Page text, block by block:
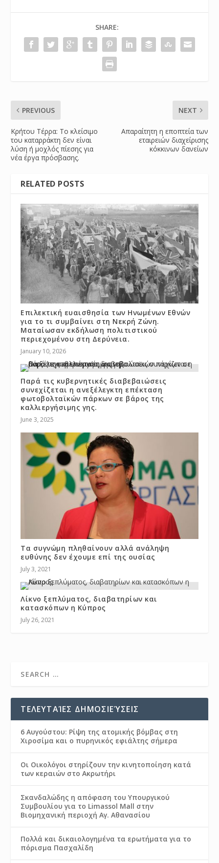
SHARE:
PREVIOUS
Κρήτου Τέρρα: Το κλείσιμο
του καταρράκτη δεν είναι
λύση ή μοχλός πίεσης για
νέα έργα πρόσβασης.
NEXT
Απαραίτητη η εποπτεία των
εταιρειών διαχείρισης
κόκκινων δανείων
RELATED POSTS
Επιλεκτική ευαισθησία των Ηνωμένων Εθνών
για το τι συμβαίνει στη Νεκρή Ζώνη.
Ματαίωσαν εκδήλωση πολιτιστικού
περιεχομένου στη Δερύνεια.
January 10, 2026
Παρά τις κυβερνητικές διαβεβαιώσεις
συνεχίζεται η ανεξέλεγκτη επέκταση
φωτοβολταϊκών πάρκων σε βάρος της
καλλιεργήσιμης γης.
June 3, 2025
Τα συγνώμη πληθαίνουν αλλά ανάληψη
ευθύνης δεν έχουμε επί της ουσίας
July 3, 2021
Λίκνο ξεπλύματος, διαβατηρίων και
κατασκόπων η Κύπρος
July 26, 2021
ΤΕΛΕΥΤΑΊΕΣ ΔΗΜΟΣΙΕΎΣΕΙΣ
6 Αυγούστου: Ρίψη της ατομικής βόμβας στη
Χιροσίμα και ο πυρηνικός εφιάλτης σήμερα
Οι Οικολόγοι στηρίζουν την κινητοποίηση κατά
των κεραιών στο Ακρωτήρι
Σκανδαλώδης η απόφαση του Υπουργικού
Συμβουλίου για το Limassol Mall στην
Βιομηχανική περιοχή Αγ. Αθανασίου
Πολλά και δικαιολογημένα τα ερωτήματα για το
πόρισμα Πασχαλίδη